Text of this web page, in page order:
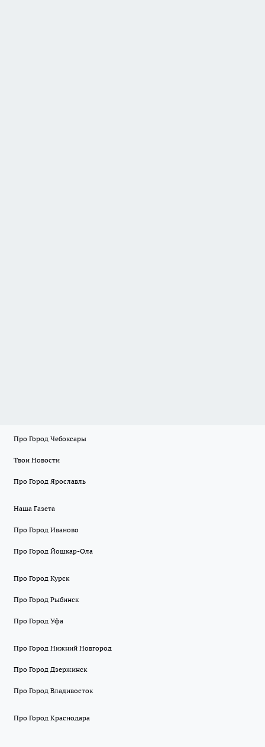
Про Город Чебоксары
Твои Новости
Про Город Ярославль
Наша Газета
Про Город Иваново
Про Город Йошкар-Ола
Про Город Курск
Про Город Рыбинск
Про Город Уфа
Про Город Нижний Новгород
Про Город Дзержинск
Про Город Владивосток
Про Город Краснодара